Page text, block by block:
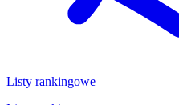
Listy rankingowe